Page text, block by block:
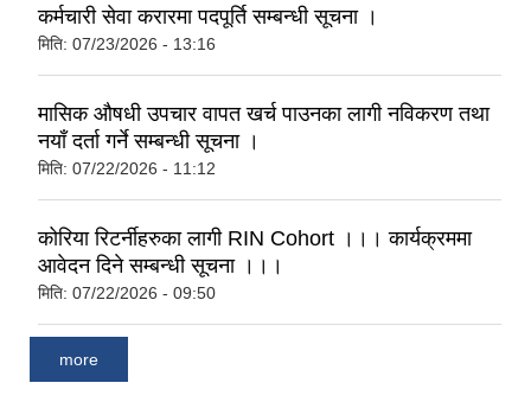
कर्मचारी सेवा करारमा पदपूर्ति सम्बन्धी सूचना ।
मिति: 07/23/2026 - 13:16
मासिक औषधी उपचार वापत खर्च पाउनका लागी नविकरण तथा
नयाँ दर्ता गर्ने सम्बन्धी सूचना ।
मिति: 07/22/2026 - 11:12
कोरिया रिटर्नीहरुका लागी RIN Cohort ।।। कार्यक्रममा
आवेदन दिने सम्बन्धी सूचना ।।।
मिति: 07/22/2026 - 09:50
more